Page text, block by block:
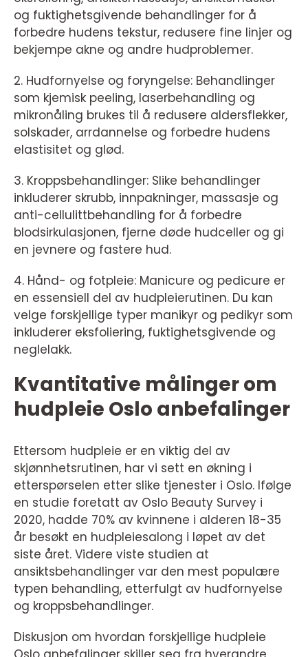
og fuktighetsgivende behandlinger for å
forbedre hudens tekstur, redusere fine linjer og
bekjempe akne og andre hudproblemer.
2. Hudfornyelse og foryngelse: Behandlinger
som kjemisk peeling, laserbehandling og
mikronåling brukes til å redusere aldersflekker,
solskader, arrdannelse og forbedre hudens
elastisitet og glød.
3. Kroppsbehandlinger: Slike behandlinger
inkluderer skrubb, innpakninger, massasje og
anti-cellulittbehandling for å forbedre
blodsirkulasjonen, fjerne døde hudceller og gi
en jevnere og fastere hud.
4. Hånd- og fotpleie: Manicure og pedicure er
en essensiell del av hudpleierutinen. Du kan
velge forskjellige typer manikyr og pedikyr som
inkluderer eksfoliering, fuktighetsgivende og
neglelakk.
Kvantitative målinger om
hudpleie Oslo anbefalinger
Ettersom hudpleie er en viktig del av
skjønnhetsrutinen, har vi sett en økning i
etterspørselen etter slike tjenester i Oslo. Ifølge
en studie foretatt av Oslo Beauty Survey i
2020, hadde 70% av kvinnene i alderen 18-35
år besøkt en hudpleiesalong i løpet av det
siste året. Videre viste studien at
ansiktsbehandlinger var den mest populære
typen behandling, etterfulgt av hudfornyelse
og kroppsbehandlinger.
Diskusjon om hvordan forskjellige hudpleie